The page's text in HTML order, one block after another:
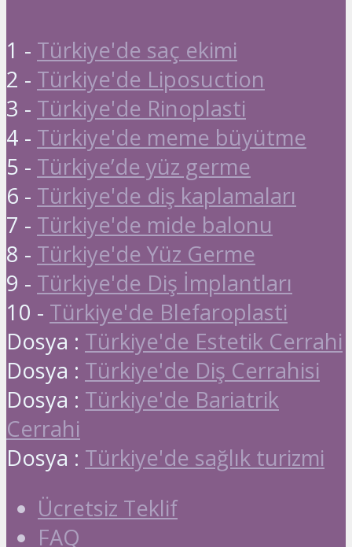
1 - Türkiye'de saç ekimi
2 - Türkiye'de Liposuction
3 - Türkiye'de Rinoplasti
4 - Türkiye'de meme büyütme
5 - Türkiye’de yüz germe
6 - Türkiye'de diş kaplamaları
7 - Türkiye'de mide balonu
8 - Türkiye'de Yüz Germe
9 - Türkiye'de Diş İmplantları
10 - Türkiye'de Blefaroplasti
Dosya : Türkiye'de Estetik Cerrahi
Dosya : Türkiye'de Diş Cerrahisi
Dosya : Türkiye'de Bariatrik
Cerrahi
Dosya : Türkiye'de sağlık turizmi
Ücretsiz Teklif
FAQ